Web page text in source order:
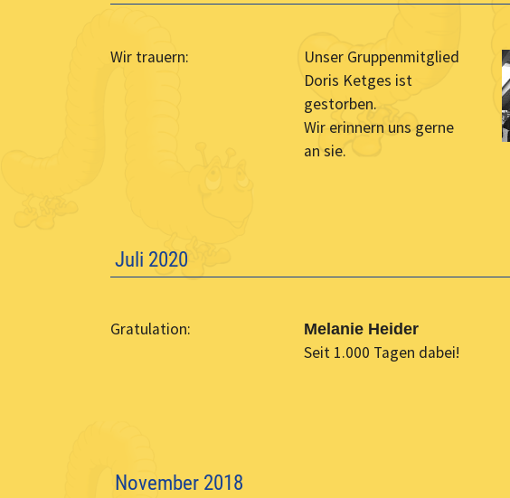
Wir trauern:
Unser Gruppenmitglied
Doris Ketges ist
gestorben.
Wir erinnern uns gerne
an sie.
Juli 2020
Gratulation: Melanie Heider
Seit 1.000 Tagen dabei!
November 2018